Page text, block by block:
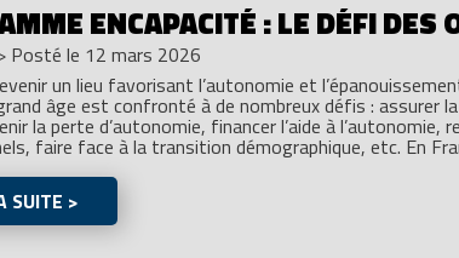
ENCAPACITÉ : LE DÉFI DES
Posté le 12 mars 2026
un lieu favorisant l’autonomie et
âge est confronté à de nombreux défis : assurer
la perte d’autonomie, financer l’aide à l’autonomie,
faire face à la transition démographique, etc. En
SUITE >